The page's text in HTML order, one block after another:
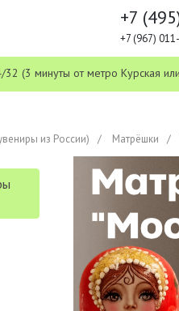
+7
+7 (967)
32 (3 минуты от метро Курская
из России) Матрёшки